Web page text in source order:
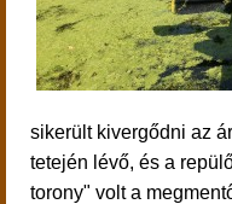
sikerült kivergődni az
tetején lévő, és a
torony" volt a